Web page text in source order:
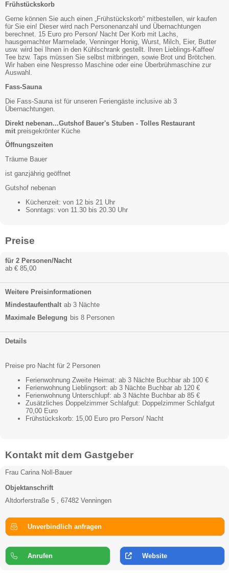
Frühstückskorb
Gerne können Sie auch einen „Frühstückskorb“ mitbestellen, wir kaufen
für Sie ein! Dieser wird nach Personenanzahl und Übernachtungen
berechnet. 15 Euro pro Person/ Nacht Der Korb mit Lachs,
hausgemachter Marmelade, Venninger Honig, Wurst, Milch, Eier, Butter
usw. wird bei Ihnen in den Kühlschrank gestellt. Ihren Lieblings-Kaffee/
Tee bzw. Taps müssen Sie selbst mitbringen, sowie Brot und Brötchen.
Wir haben eine Nespresso Maschine oder eine Überbrühmaschine zur
Auswahl.
Fass-Sauna
Die Fass-Sauna ist für unseren Feriengäste inclusive ab 3
Übernachtungen.
Direkt nebenan...Gutshof Bauer's Stuben - Tolles Restaurant
mit preisgekrönter Küche
Öffnungszeiten
Träume Bauer
ist ganzjährig geöffnet
Gutshof nebenan
Küchenzeit: von 12 bis 21 Uhr
Sonntags: von 11.30 bis 20.30 Uhr
Preise
für 2 Personen/Nacht
ab € 85,00
Weitere Preisinformationen
Mindestaufenthalt ab 3 Nächte
Maximale Belegung bis 8 Personen
Details
Preise pro Nacht für 2 Personen
Ferienwohnung Zweite Heimat: ab 3 Nächte Buchbar ab 100 €
Ferienwohnung Lieblingsort: ab 3 Nächte Buchbar ab 120 €
Ferienwohnung Unterschlupf: ab 3 Nächte Buchbar ab 85 €
Zusätzliches Doppelzimmer Schlafgut: Doppelzimmer Schlafgut
70,00 Euro
Frühstückskorb: 15,00 Euro pro Person/ Nacht
Kontakt mit dem Gastgeber
Frau Carina Noll-Bauer
Objektanschrift
Altdorferstraße 5 , 67482 Venningen
Unverbindlich anfragen
Anrufen Website